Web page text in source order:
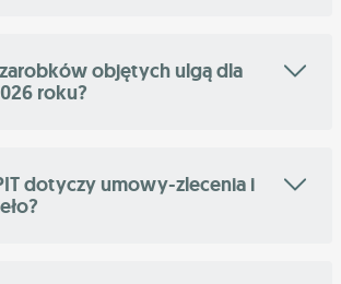
objętych ulgą dla
roku?
dotyczy umowy-zlecenia i